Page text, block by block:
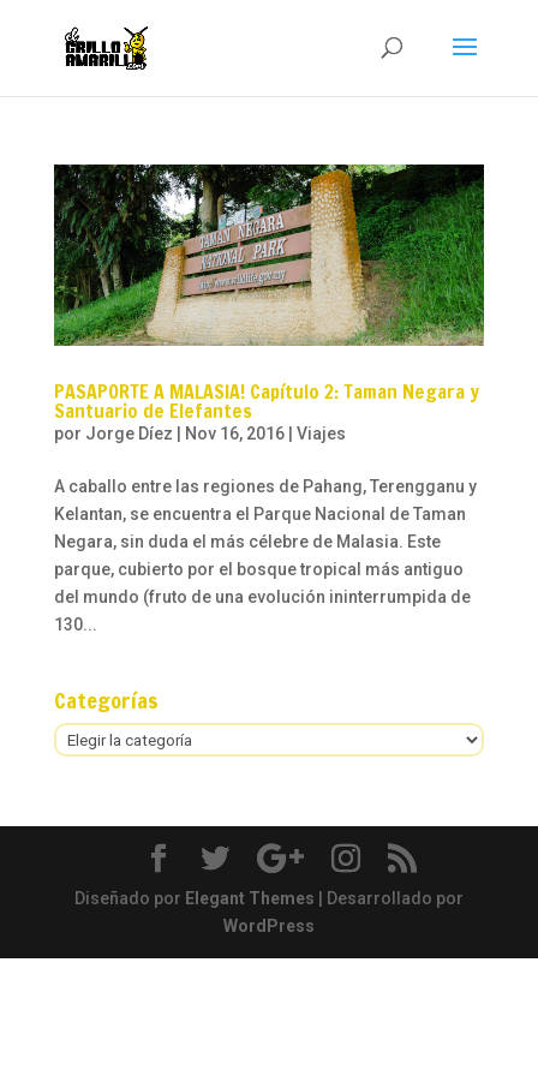
PASAPORTE A MALASIA! Capítulo 2: Taman Negara y
Santuario de Elefantes
por Jorge Díez Nov 16, 2016| Viajes
A caballo entre las regiones de Pahang, Terengganu y
Kelantan, se encuentra el Parque Nacional de Taman
Negara, sin duda el más célebre de Malasia. Este
parque, cubierto por el bosque tropical más antiguo
del mundo (fruto de una evolución ininterrumpida de
130...
Categorías
Categorías
Diseñado por Elegant Themes | Desarrollado por
WordPress